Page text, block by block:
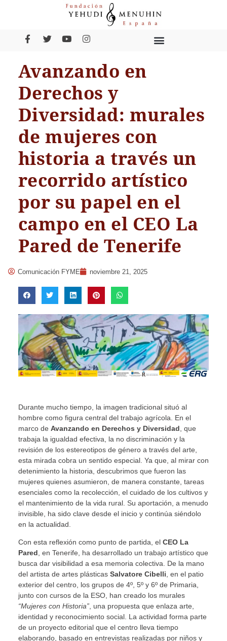
Avanzando en
Derechos y
Diversidad: murales
de mujeres con
historia a través un
recorrido artístico
por su papel en el
campo en el CEO La
Pared de Tenerife
Comunicación FYME noviembre 21, 2025
Durante mucho tiempo, la imagen tradicional situó al
hombre como figura central del trabajo agrícola. En el
marco de Avanzando en Derechos y Diversidad , que
trabaja la igualdad efectiva, la no discriminación y la
revisión de los estereotipos de género a través del arte,
esta mirada cobra un sentido especial. Ya que, al mirar con
detenimiento la historia, descubrimos que fueron las
mujeres quienes asumieron, de manera constante, tareas
esenciales como la recolección, el cuidado de los cultivos y
el mantenimiento de la vida rural. Su aportación, a menudo
invisible, ha sido clave desde el inicio y continúa siéndolo
en la actualidad.
Con esta reflexión como punto de partida, el CEO La
Pared, en Tenerife, ha desarrollado un trabajo artístico que
busca dar visibilidad a esa memoria colectiva. De la mano
del artista de artes plásticas Salvatore Cibelli, en el patio
exterior del centro, los grupos de 4º, 5º y 6º de Primaria,
junto con cursos de la ESO, han creado los murales
“Mujeres con Historia”, una propuesta que enlaza arte,
identidad y reconocimiento social. La actividad forma parte
de un proyecto editorial que el centro lleva tiempo
elaborando, basado en entrevistas realizadas por niños y